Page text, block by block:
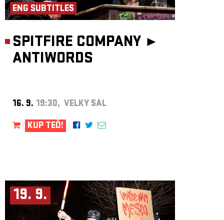
ENG SUBTITLES
SPITFIRE COMPANY ►
ANTIWORDS
16. 9. 19:30, VELKÝ SÁL
KUP TEĎ!
19. 9.